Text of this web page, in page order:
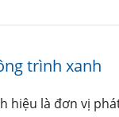
trình xanh
hiệu là đơn vị